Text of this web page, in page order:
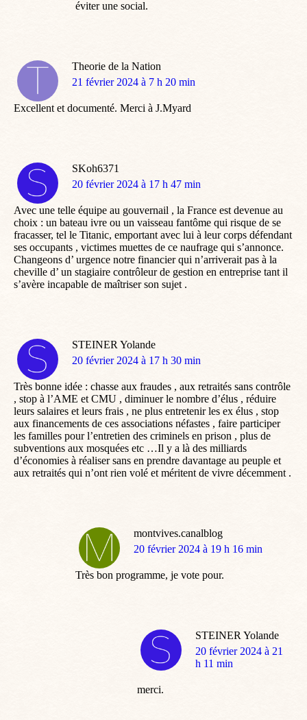
éviter une social.
Theorie de la Nation
dit
21 février 2024 à 7 h 20 min
Excellent et documenté. Merci à J.Myard
SKoh6371
dit
20 février 2024 à 17 h 47 min
Avec une telle équipe au gouvernail , la France est devenue au
choix : un bateau ivre ou un vaisseau fantôme qui risque de se
fracasser, tel le Titanic, emportant avec lui à leur corps défendant
ses occupants , victimes muettes de ce naufrage qui s’annonce.
Changeons d’ urgence notre financier qui n’arriverait pas à la
cheville d’ un stagiaire contrôleur de gestion en entreprise tant il
s’avère incapable de maîtriser son sujet .
STEINER Yolande
dit
20 février 2024 à 17 h 30 min
Très bonne idée : chasse aux fraudes , aux retraités sans contrôle
, stop à l’AME et CMU , diminuer le nombre d’élus , réduire
leurs salaires et leurs frais , ne plus entretenir les ex élus , stop
aux financements de ces associations néfastes , faire participer
les familles pour l’entretien des criminels en prison , plus de
subventions aux mosquées etc …Il y a là des milliards
d’économies à réaliser sans en prendre davantage au peuple et
aux retraités qui n’ont rien volé et méritent de vivre décemment .
montvives.canalblog
dit
20 février 2024 à 19 h 16 min
Très bon programme, je vote pour.
STEINER Yolande
dit
:
20 février 2024 à 21
h 11 min
merci.